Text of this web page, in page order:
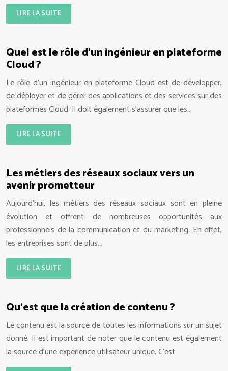
LIRE LA SUITE
Quel est le rôle d’un ingénieur en plateforme
Cloud ?
Le rôle d’un ingénieur en plateforme Cloud est de développer,
de déployer et de gérer des applications et des services sur des
plateformes Cloud. Il doit également s’assurer que les…
LIRE LA SUITE
Les métiers des réseaux sociaux vers un
avenir prometteur
Aujourd’hui, les métiers des réseaux sociaux sont en pleine
évolution et offrent de nombreuses opportunités aux
professionnels de la communication et du marketing. En effet,
les entreprises sont de plus…
LIRE LA SUITE
Qu’est que la création de contenu ?
Le contenu est la source de toutes les informations sur un sujet
donné. Il est important de noter que le contenu est également
la source d’une expérience utilisateur unique. C’est…